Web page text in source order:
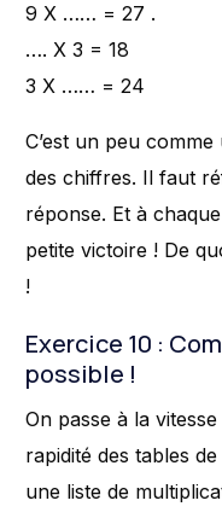
9 X …… = 27 .
…. X 3 = 18
3 X …… = 24
C’est un peu
des chiffres. Il faut
réponse. Et à
petite victoire ! De
!
Exercice 10 :
possible !
On passe à la
rapidité des tables
une liste de